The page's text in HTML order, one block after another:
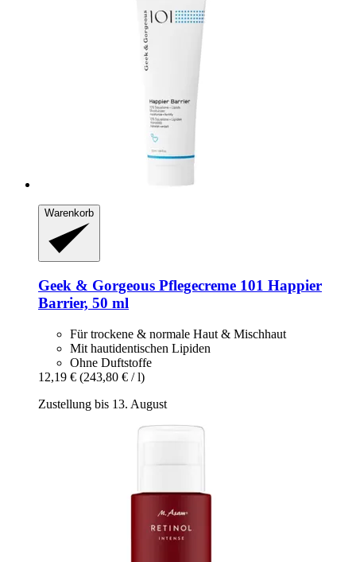
Warenkorb
Geek & Gorgeous Pflegecreme 101 Happier
Barrier, 50 ml
Für trockene & normale Haut & Mischhaut
Mit hautidentischen Lipiden
Ohne Duftstoffe
12,19 € (243,80 € / l)
Zustellung bis 13. August